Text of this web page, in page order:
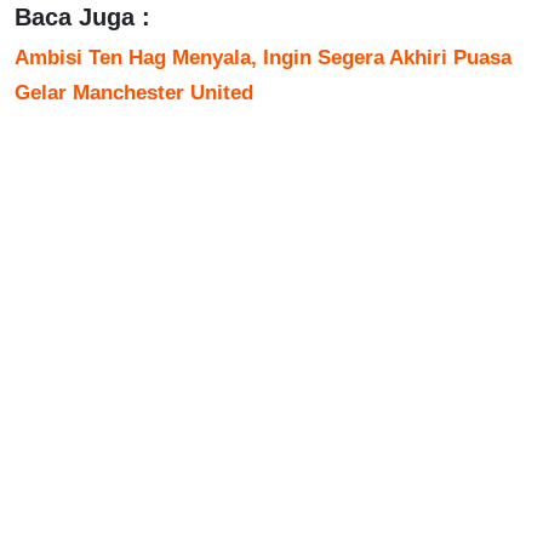
Baca Juga :
Ambisi Ten Hag Menyala, Ingin Segera Akhiri Puasa
Gelar Manchester United